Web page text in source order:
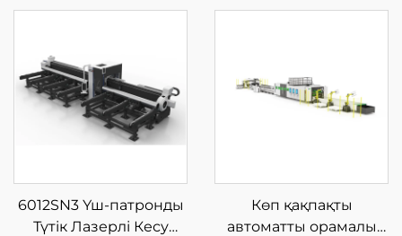
лазерлі кесу
жабық айырбас
машинасы
6012SN3 Үш-патронды
Түтік Лазерлі Кесу
Көп қақпақты
автоматты орамалы